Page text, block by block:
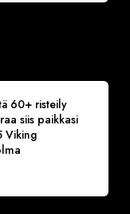
60+ risteily
siis paikkasi
Viking